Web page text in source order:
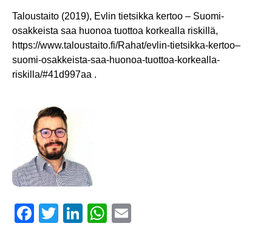
Taloustaito (2019), Evlin tietsikka kertoo – Suomi-
osakkeista saa huonoa tuottoa korkealla riskillä,
https://www.taloustaito.fi/Rahat/evlin-tietsikka-kertoo–
suomi-osakkeista-saa-huonoa-tuottoa-korkealla-
riskilla/#41d997aa .
Facebook
Twitter
LinkedIn
WhatsApp